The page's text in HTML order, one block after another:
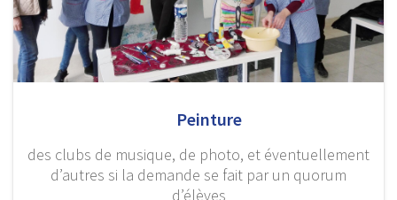
Peinture
des clubs de musique, de photo, et éventuellement
d’autres si la demande se fait par un quorum
d’élèves